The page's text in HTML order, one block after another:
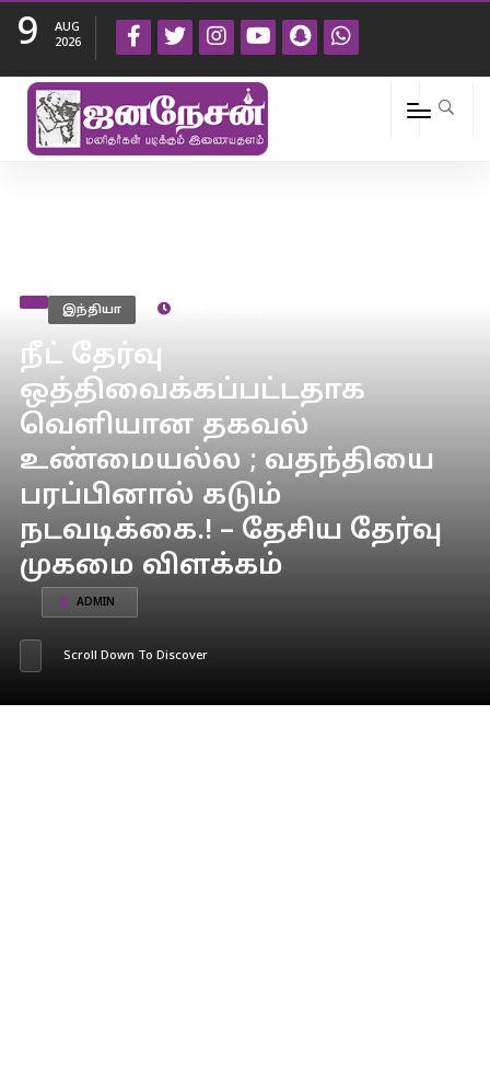
9
AUG
2026
இந்தியா
நீட் தேர்வு
ஒத்திவைக்கப்பட்டதாக
வெளியான தகவல்
உண்மையல்ல ; வதந்தியை
பரப்பினால் கடும்
நடவடிக்கை.! – தேசிய தேர்வு
முகமை விளக்கம்
ADMIN
Scroll Down To Discover